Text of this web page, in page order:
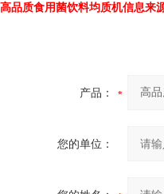
高品质食用菌饮料均质机信息来
产品：
您的单位：